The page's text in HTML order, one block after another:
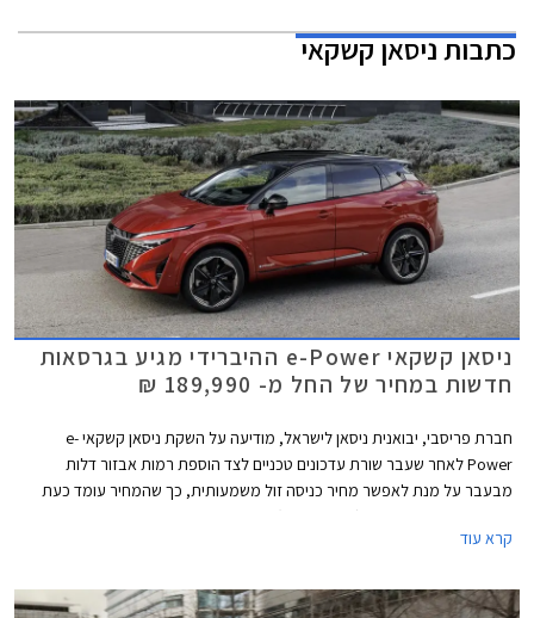
כתבותניסאן קשקאי
ניסאן קשקאי e-Power ההיברידי מגיע בגרסאות
חדשות במחיר של החל מ- 189,990 ₪
חברת פריסבי, יבואנית ניסאן לישראל, מודיעה על השקת ניסאן קשקאי e-
Power לאחר שעבר שורת עדכונים טכניים לצד הוספת רמות אבזור דלות
מבעבר על מנת לאפשר מחיר כניסה זול משמעותית, כך שהמחיר עומד כעת
היוצאת.
קרא עוד